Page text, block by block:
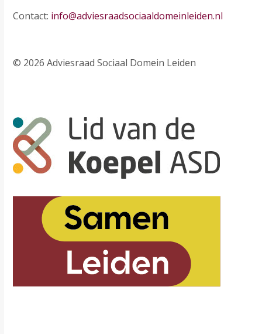
Contact: info@adviesraadsociaaldomeinleiden.nl
© 2026 Adviesraad Sociaal Domein Leiden